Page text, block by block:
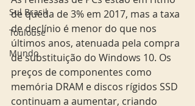
Sul Brasil
Toulouse
Mundo
de queda de 3% em 2017, mas a taxa
de declínio é menor do que nos
últimos anos, atenuada pela compra
de substituição do Windows 10. Os
preços de componentes como
memória DRAM e discos rígidos SSD
continuam a aumentar, criando